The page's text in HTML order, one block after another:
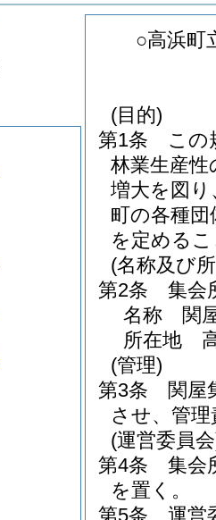
○高浜町
(目的)
第1条
この
林業生産性
増大を図
町の各種
を定める
(名称及び
第2条
集会
名称 関
所在地
(管理)
第3条
関屋
させ、管
(運営委員
第4条
集会
を置く。
第5条
運営